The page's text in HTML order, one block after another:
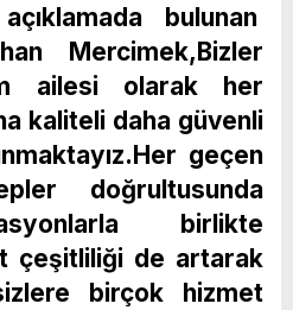
bulunan
Mercimek,Bizler
ailesi olarak her
kaliteli daha güvenli
geçen
doğrultusunda
birlikte
çeşitliliği de artarak
birçok hizmet